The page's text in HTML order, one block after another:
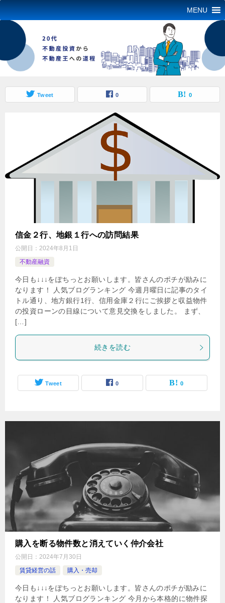
MENU
Tweet 0 0
信金２行、地銀１行への訪問結果
公開日： 2024年8月1日
不動産融資
今日も↓↓↓をぽちっとお願いします。皆さんのポチが励みに
なります！ 人気ブログランキング 今週月曜日に記事のタイ
トル通り、地方銀行1行、信用金庫２行にご挨拶と収益物件
の投資ローンの目線について意見交換をしました。 まず、
[…]
続きを読む
Tweet 0 0
購入を断る物件数と消えていく仲介会社
公開日： 2024年7月30日
賃貸経営の話
購入・売却
今日も↓↓↓をぽちっとお願いします。皆さんのポチが励みに
なります！ 人気ブログランキング 今月から本格的に物件探